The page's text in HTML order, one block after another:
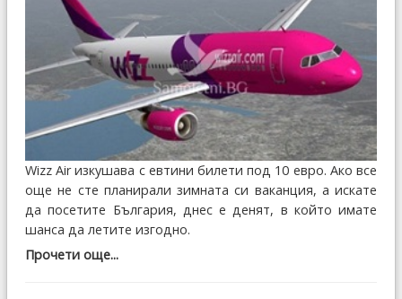
Wizz Air изкушава с евтини билети под 10 евро. Ако все
още не сте планирали зимната си ваканция, а искате
да посетите България, днес е денят, в който имате
шанса да летите изгодно.
Прочети още...